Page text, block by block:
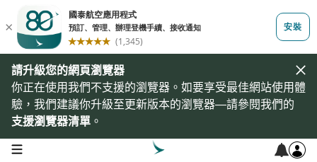
請升級您的網頁瀏覽器
你正在使用我們不支援的瀏覽器。如要享受最佳網站使用體
驗，我們建議你升級至更新版本的瀏覽器—請參閱我們的
支援瀏覽器清單 。
open navigation menu